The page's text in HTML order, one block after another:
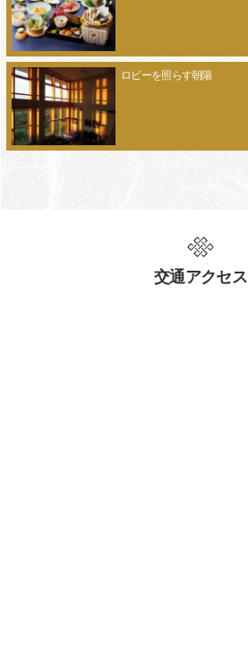
ロビーを照らす朝陽
交通アクセス